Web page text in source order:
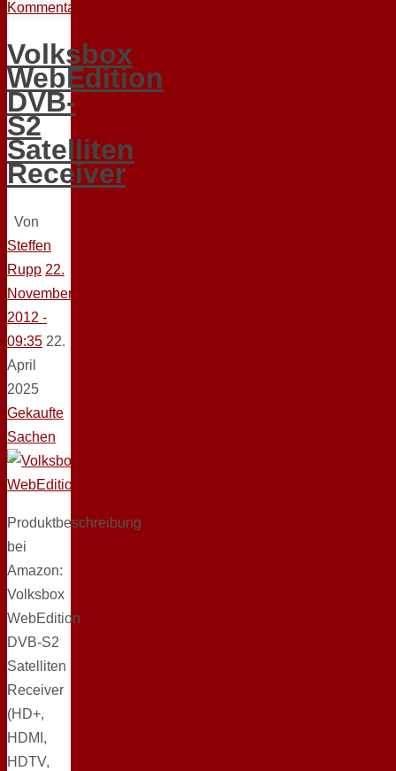
Kommentare
Volksbox
WebEdition
DVB-
S2
Satelliten
Receiver
Von
Steffen
Rupp 22.
November
2012 -
09:35 22.
April
2025
Gekaufte
Sachen
Produktbeschreibung
bei
Amazon:
Volksbox
WebEdition
DVB-S2
Satelliten
Receiver
(HD+,
HDMI,
HDTV,